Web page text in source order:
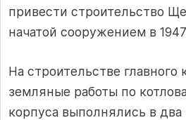
привести строительство
начатой сооружением в 1947
На строительстве главного
земляные работы по
корпуса выполнялись в два